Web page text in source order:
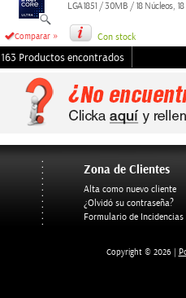
Comparar »
LGA1851 / 30MB / 18 Núcleos,
Con stock
163 Productos encontrados
Zona de Clientes
Alta como nuevo cliente
¿Olvidó su contraseña?
Formulario de Incidencias
Copyright © 2026 |